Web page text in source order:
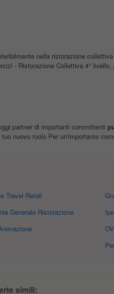
nella ristorazione
- Ristorazione Collettiva 4°
partner di importanti committenti
nuovo ruolo Per un'importante
Travel Retail
Generale Ristorazione
simili: